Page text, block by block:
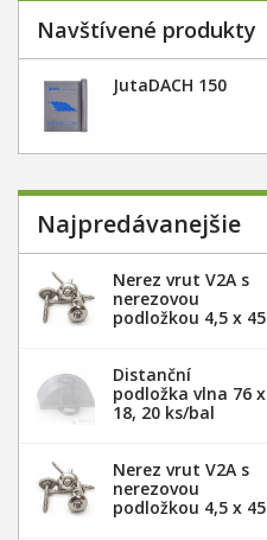
Navštívené produkty
JutaDACH 150
Najpredávanejšie
Nerez vrut V2A s
nerezovou
podložkou 4,5 x 45
Distanční
podložka vlna 76 x
18, 20 ks/bal
Nerez vrut V2A s
nerezovou
podložkou 4,5 x 45